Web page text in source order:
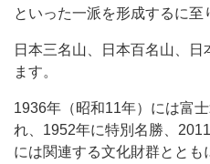
といった一派を形成するに至
日本三名山、日本百名山、
ます。
1936年（昭和11年）には富
れ、1952年に特別名勝、
には関連する文化財群とと